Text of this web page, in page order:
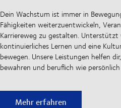
Dein Wachstum ist immer in
Fähigkeiten weiterzuentwickeln,
Karriereweg zu gestalten.
kontinuierliches Lernen und eine
bewegen. Unsere Leistungen helfen
bewahren und beruflich wie
Eine Kultur, die durch
Mehr erfahren